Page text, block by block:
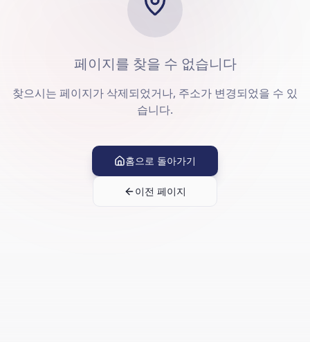
페이지를 찾을 수 없습니다
찾으시는 페이지가 삭제되었거나, 주소가 변경되었을 수 있
습니다.
홈으로 돌아가기
이전 페이지